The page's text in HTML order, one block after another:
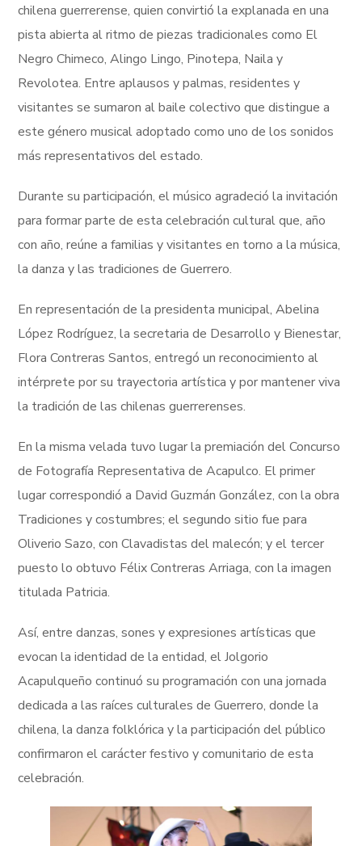
chilena guerrerense, quien convirtió la explanada en una
pista abierta al ritmo de piezas tradicionales como El
Negro Chimeco, Alingo Lingo, Pinotepa, Naila y
Revolotea. Entre aplausos y palmas, residentes y
visitantes se sumaron al baile colectivo que distingue a
este género musical adoptado como uno de los sonidos
más representativos del estado.
Durante su participación, el músico agradeció la invitación
para formar parte de esta celebración cultural que, año
con año, reúne a familias y visitantes en torno a la música,
la danza y las tradiciones de Guerrero.
En representación de la presidenta municipal, Abelina
López Rodríguez, la secretaria de Desarrollo y Bienestar,
Flora Contreras Santos, entregó un reconocimiento al
intérprete por su trayectoria artística y por mantener viva
la tradición de las chilenas guerrerenses.
En la misma velada tuvo lugar la premiación del Concurso
de Fotografía Representativa de Acapulco. El primer
lugar correspondió a David Guzmán González, con la obra
Tradiciones y costumbres; el segundo sitio fue para
Oliverio Sazo, con Clavadistas del malecón; y el tercer
puesto lo obtuvo Félix Contreras Arriaga, con la imagen
titulada Patricia.
Así, entre danzas, sones y expresiones artísticas que
evocan la identidad de la entidad, el Jolgorio
Acapulqueño continuó su programación con una jornada
dedicada a las raíces culturales de Guerrero, donde la
chilena, la danza folklórica y la participación del público
confirmaron el carácter festivo y comunitario de esta
celebración.